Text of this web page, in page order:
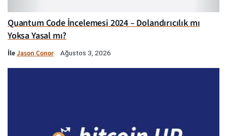
Quantum Code İncelemesi 2024 – Dolandırıcılık mı
Yoksa Yasal mı?
İleJason Conor Ağustos 3, 2026